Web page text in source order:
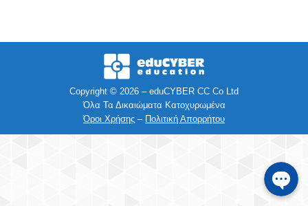
Copyright © 2026 – eduCYBER CC Co Ltd
Όλα Τα Δικαιώματα Κατοχυρωμένα
Όροι Χρήσης – Πολιτική Απορρήτου